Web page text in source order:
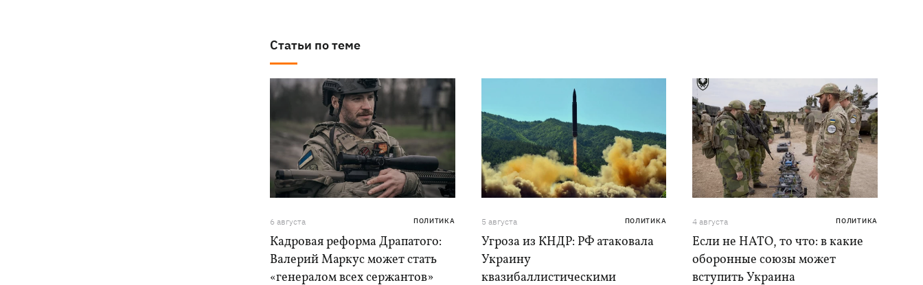
Статьи по теме
6 августа ПОЛИТИКА
Кадровая реформа Драпатого:
Валерий Маркус может стать
«генералом всех сержантов»
5 августа ПОЛИТИКА
Угроза из КНДР: РФ атаковала
Украину
квазибаллистическими
4 августа ПОЛИТИКА
Если не НАТО, то что: в какие
оборонные союзы может
вступить Украина